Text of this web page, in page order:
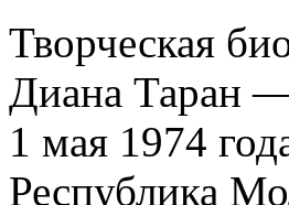
Творческая
Диана Таран
1 мая 1974
Республика